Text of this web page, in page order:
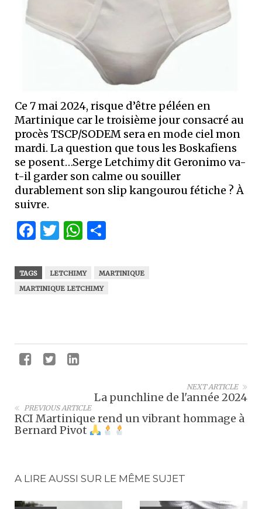
Ce 7 mai 2024, risque d’être péléen en
Martinique car le troisième jour consacré au
procès TSCP/SODEM sera en mode ciel mon
mardi. La question que tous les Boskafiens
se posent…Serge Letchimy dit Geronimo va-
t-il garder son calme ou souiller
durablement son slip kangourou fétiche ? À
suivre.
Facebook
Twitter
WhatsApp
TAGS LETCHIMY
MARTINIQUE
MARTINIQUE LETCHIMY
NEXT ARTICLE
La punchline de l'année 2024
PREVIOUS ARTICLE
RCI Martinique rend un vibrant hommage à
Bernard Pivot
A LIRE AUSSI SUR LE MÊME SUJET